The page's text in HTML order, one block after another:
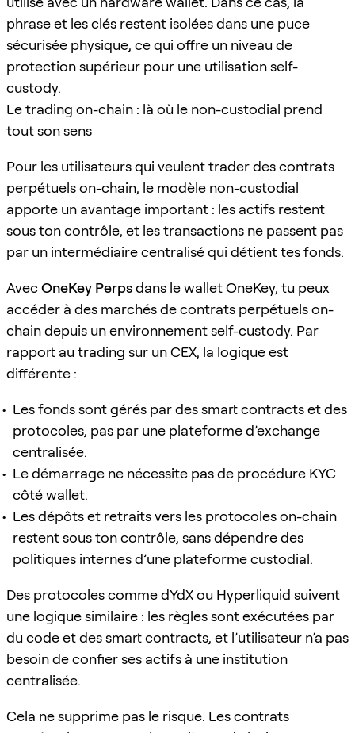
phrase et les clés restent isolées dans une puce
sécurisée physique, ce qui offre un niveau de
protection supérieur pour une utilisation self-
custody.
Le trading on-chain : là où le non-custodial prend
tout son sens
Pour les utilisateurs qui veulent trader des contrats
perpétuels on-chain, le modèle non-custodial
apporte un avantage important : les actifs restent
sous ton contrôle, et les transactions ne passent pas
par un intermédiaire centralisé qui détient tes fonds.
AvecOneKey Perpsdans le wallet OneKey, tu peux
accéder à des marchés de contrats perpétuels on-
chain depuis un environnement self-custody. Par
rapport au trading sur un CEX, la logique est
différente :
Les fonds sont gérés par des smart contracts et des
protocoles, pas par une plateforme d’exchange
centralisée.
Le démarrage ne nécessite pas de procédure KYC
côté wallet.
Les dépôts et retraits vers les protocoles on-chain
restent sous ton contrôle, sans dépendre des
politiques internes d’une plateforme custodial.
Des protocoles commedYdXou Hyperliquid suivent
une logique similaire : les règles sont exécutées par
du code et des smart contracts, et l’utilisateur n’a pas
besoin de confier ses actifs à une institution
centralisée.
Cela ne supprime pas le risque. Les contrats